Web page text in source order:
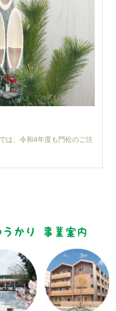
は、令和4年度も門松のご注
かり 事業案内